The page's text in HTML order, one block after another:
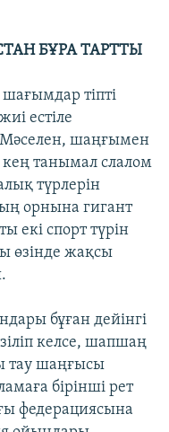
БҰРА ТАРТТЫ
тіпті
естіле
шаңғымен
кең танымал слалом
түрлерін
орнына гигант
екі спорт түрін
өзінде жақсы
бұған дейінгі
келсе, шапшаң
тау шаңғысы
бірінші рет
федерациясына